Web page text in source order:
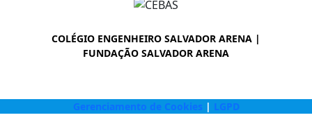
COLÉGIO ENGENHEIRO SALVADOR ARENA |
FUNDAÇÃO SALVADOR ARENA
Gerenciamento de Cookies | LGPD